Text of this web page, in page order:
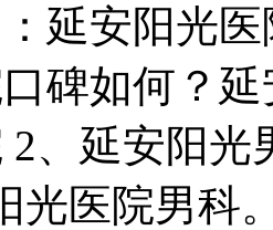
延安阳光
碑如何？
2、延安阳
光医院男